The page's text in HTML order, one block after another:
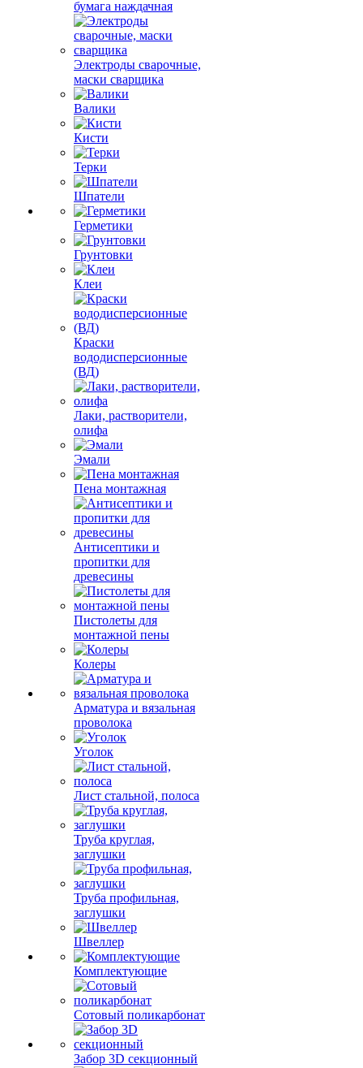
бумага наждачная
Электроды сварочные,
маски сварщика
Валики
Кисти
Терки
Шпатели
Герметики
Грунтовки
Клеи
Краски
вододисперсионные
(ВД)
Лаки, растворители,
олифа
Эмали
Пена монтажная
Антисептики и
пропитки для
древесины
Пистолеты для
монтажной пены
Колеры
Арматура и вязальная
проволока
Уголок
Лист стальной, полоса
Труба круглая,
заглушки
Труба профильная,
заглушки
Швеллер
Комплектующие
Сотовый поликарбонат
Забор 3D секционный